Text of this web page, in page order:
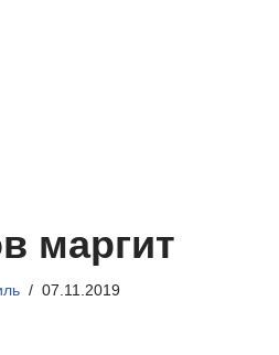
маргит
07.11.2019